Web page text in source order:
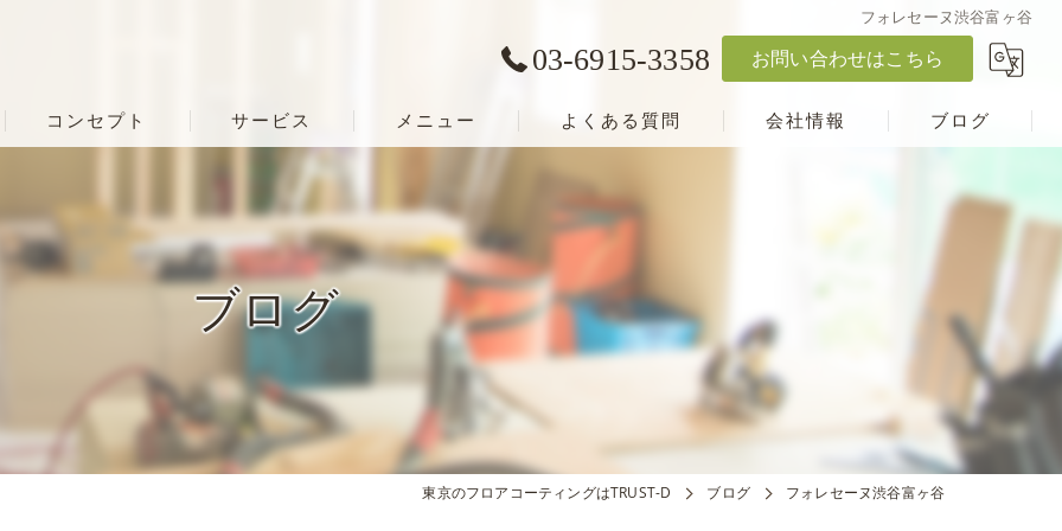
フォレセーヌ渋谷富ヶ谷
03-6915-3358 お問い合わせはこちら
コンセプト サービス メニュー よくある質問 会社情報 ブログ
ブログ
東京のフロアコーティングはTRUST-D ブログ フォレセーヌ渋谷富ヶ谷